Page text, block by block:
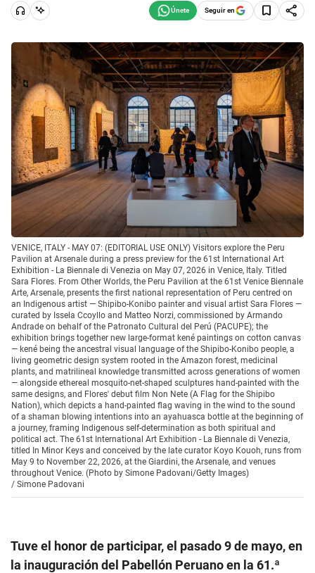
Seguir en
VENICE, ITALY - MAY 07: (EDITORIAL USE ONLY) Visitors explore the Peru
Pavilion at Arsenale during a press preview for the 61st International Art
Exhibition - La Biennale di Venezia on May 07, 2026 in Venice, Italy. Titled
Sara Flores. From Other Worlds, the Peru Pavilion at the 61st Venice Biennale
Arte, Arsenale, presents the first national representation of Peru centred on
an Indigenous artist — Shipibo-Konibo painter and visual artist Sara Flores —
curated by Issela Ccoyllo and Matteo Norzi, commissioned by Armando
Andrade on behalf of the Patronato Cultural del Perú (PACUPE); the
exhibition brings together new large-format kené paintings on cotton canvas
— kené being the ancestral visual language of the Shipibo-Konibo people, a
living geometric design system rooted in the Amazon forest, medicinal
plants, and matrilineal knowledge transmitted across generations of women
— alongside ethereal mosquito-net-shaped sculptures hand-painted with the
same designs, and Flores' debut film Non Nete (A Flag for the Shipibo
Nation), which depicts a hand-painted flag waving in the wind to the sound
of a shaman blowing intentions into an ayahuasca bottle at the beginning of
a journey, framing Indigenous self-determination as both spiritual and
political act. The 61st International Art Exhibition - La Biennale di Venezia,
titled In Minor Keys and conceived by the late curator Koyo Kouoh, runs from
May 9 to November 22, 2026, at the Giardini, the Arsenale, and venues
throughout Venice. (Photo by Simone Padovani/Getty Images)
/ Simone Padovani
Tuve el honor de participar, el pasado 9 de mayo, en
la inauguración del Pabellón Peruano en la 61.ª